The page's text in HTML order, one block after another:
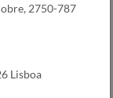
2750-787
Lisboa